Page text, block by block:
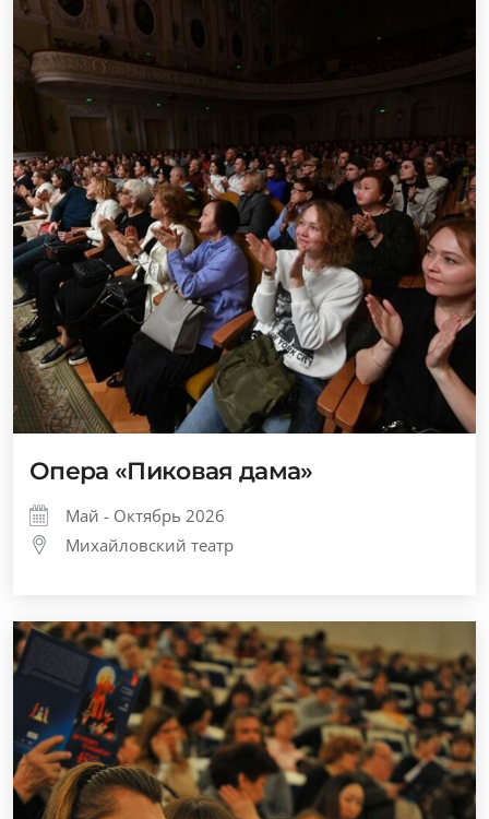
Опера «Пиковая дама»
Май - Октябрь 2026
Михайловский театр